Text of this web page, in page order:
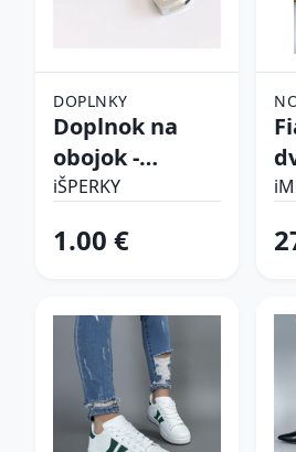
DOPLNKY
Doplnok na
obojok -
Srdiečko
iŠPERKY
1.00 €